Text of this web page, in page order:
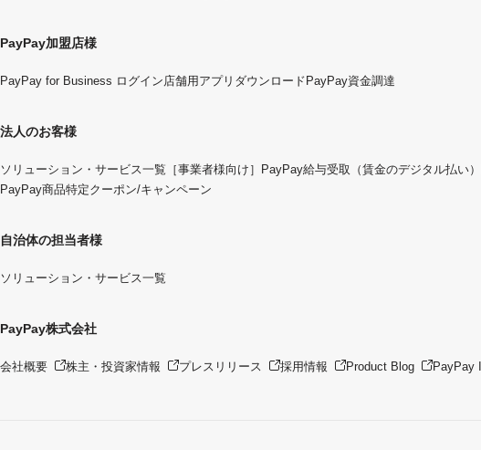
PayPay加盟店様
PayPay for Business ログイン 店舗用アプリダウンロード PayPay資金調達
法人のお客様
ソリューション・サービス一覧 ［事業者様向け］PayPay給与受取（賃金のデジタル払い）
PayPay商品特定クーポン/キャンペーン
自治体の担当者様
ソリューション・サービス一覧
PayPay株式会社
会社概要 株主・投資家情報 プレスリリース 採用情報 Product Blog PayPay